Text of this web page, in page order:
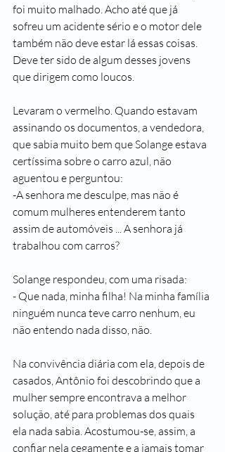
foi muito malhado. Acho até que já
sofreu um acidente sério e o motor dele
também não deve estar lá essas coisas.
Deve ter sido de algum desses jovens
que dirigem como loucos.
Levaram o vermelho. Quando estavam
assinando os documentos, a vendedora,
que sabia muito bem que Solange estava
certíssima sobre o carro azul, não
aguentou e perguntou:
-A senhora me desculpe, mas não é
comum mulheres entenderem tanto
assim de automóveis ... A senhora já
trabalhou com carros?
Solange respondeu, com uma risada:
- Que nada, minha filha! Na minha família
ninguém nunca teve carro nenhum, eu
não entendo nada disso, não.
Na convivência diária com ela, depois de
casados, Antônio foi descobrindo que a
mulher sempre encontrava a melhor
solução, até para problemas dos quais
ela nada sabia. Acostumou-se, assim, a
confiar nela cegamente e a jamais tomar